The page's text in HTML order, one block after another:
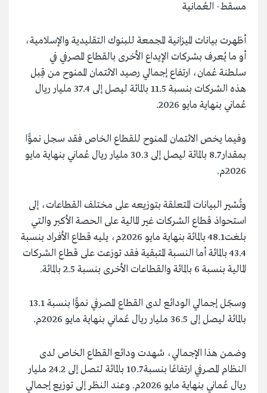
مسقط- العُمانية
أظهرت بيانات الميزانية المجمعة للبنوك التقليدية والإسلامية،
أو ما يُعرف بشركات الإيداع الأخرى بالقطاع المصرفي في
سلطنة عُمان، ارتفاع إجمالي رصيد الائتمان الممنوح من قِبل
هذه الشركات بنسبة 11.5 بالمائة ليصل إلى 37.4 مليار ريال
عُماني بنهاية مايو 2026.
وفيما يخص الائتمان الممنوح للقطاع الخاص فقد سجل نموًّا
بمقدار 8.7 بالمائة ليصل إلى 30.3 مليار ريال عُماني بنهاية مايو
2026م.
وتُشير البيانات المتعلقة بتوزيعه على مختلف القطاعات، إلى
استحواذ قطاع الشركات غير المالية على الحصة الأكبر والتي
بلغت48.1 بالمائة بنهاية مايو 2026م، يليه قطاع الأفراد بنسبة
43.4 بالمائة أما النسبة المتبقية فقد توزعت على قطاع الشركات
المالية بنسبة 6 بالمائة والقطاعات الأخرى بنسبة 2.5 بالمائة.
وسجّل إجمالي الودائع لدى القطاع المصرفي نموًّا بنسبة 13.1
بالمائة ليصل إلى 36.5 مليار ريال عُماني بنهاية مايو 2026م.
وضمن هذا الإجمالي، شهدت ودائع القطاع الخاص لدى
النظام المصرفي ارتفاعًا بنسبة 10.7 بالمائة لتصل إلى 24.2 مليار
ريال عُماني بنهاية مايو 2026م. وعند النظر إلى توزيع إجمالي